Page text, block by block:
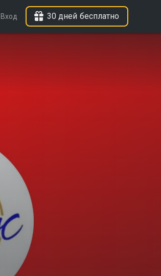
Вход 30 дней бесплатно